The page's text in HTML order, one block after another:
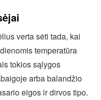
verta sėti tada, kai
temperatūra
tokios sąlygos
arba balandžio
eigos ir dirvos tipo.